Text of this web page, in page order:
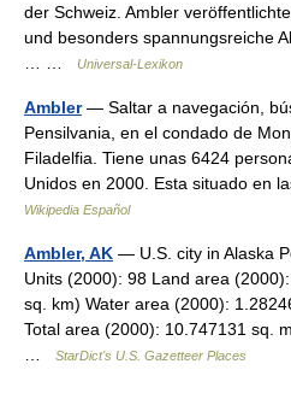
der Schweiz. Ambler
und besonders spannungsreiche
Universal-Lexikon
Ambler— Saltar a navegación,
Pensilvania, en el condado de
Filadelfia. Tiene unas 6424
Unidos en 2000. Esta situado en
Wikipedia Español
Ambler, AK — U.S. city in Alaska
Units (2000): 98 Land area
sq. km) Water area (2000):
Total area (2000): 10.747131 sq.
StarDict's U.S. Gazetteer Places